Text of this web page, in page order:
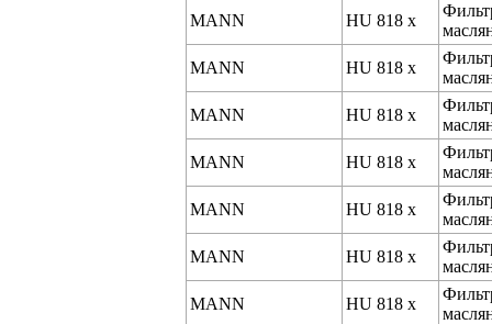
MANN
HU 818 x
MANN
HU 818 x
MANN
HU 818 x
MANN
HU 818 x
MANN
HU 818 x
MANN
HU 818 x
MANN
HU 818 x